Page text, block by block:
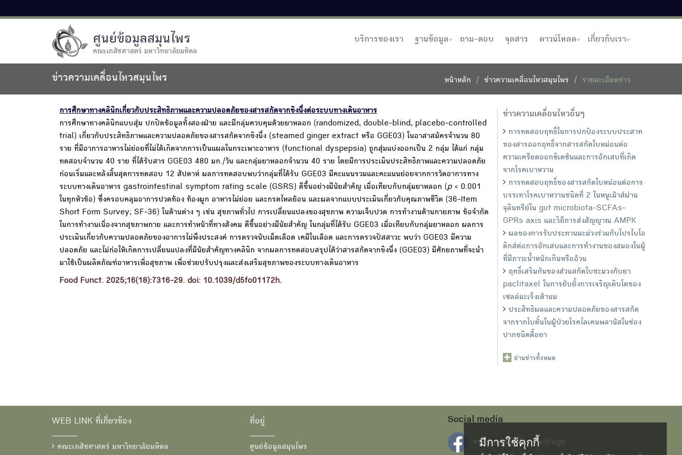
ศูนย์ข้อมูลสมุนไพร
คณะเภสัชศาสตร์ มหาวิทยาลัยมหิดล
บริการของเรา ฐานข้อมูล ถาม-ตอบ จุลสาร ดาวน์โหลด เกี่ยวกับเรา
ข่าวความเคลื่อนไหวสมุนไพร หน้าหลัก ข่าวความเคลื่อนไหวสมุนไพร รายละเอียดข่าว
การศึกษาทางคลินิกเกี่ยวกับประสิทธิภาพและความปลอดภัยของสารสกัดจากขิงนึ่งต่อระบบทางเดินอาหาร
การศึกษาทางคลินิกแบบสุ่ม ปกปิดข้อมูลทั้งสองฝ่าย และมีกลุ่มควบคุมด้วยยาหลอก (randomized, double-blind, placebo-controlled
trial) เกี่ยวกับประสิทธิภาพและความปลอดภัยของสารสกัดจากขิงนึ่ง (steamed ginger extract หรือ GGE03) ในอาสาสมัครจำนวน 80
ราย ที่มีอาการอาหารไม่ย่อยที่ไม่ได้เกิดจากการเป็นแผลในกระเพาะอาหาร (functional dyspepsia) ถูกสุ่มแบ่งออกเป็น 2 กลุ่ม ได้แก่ กลุ่ม
ทดสอบจำนวน 40 ราย ที่ได้รับสาร GGE03 480 มก./วัน และกลุ่มยาหลอกจำนวน 40 ราย โดยมีการประเมินประสิทธิภาพและความปลอดภัย
ก่อนเริ่มและหลังสิ้นสุดการทดสอบ 12 สัปดาห์ ผลการทดสอบพบว่ากลุ่มที่ได้รับ GGE03 มีคะแนนรวมและคะแนนย่อยจากการวัดอาการทาง
ระบบทางเดินอาหาร gastrointestinal symptom rating scale (GSRS) ดีขึ้นอย่างมีนัยสำคัญ เมื่อเทียบกับกลุ่มยาหลอก (p< 0.001
ในทุกหัวข้อ) ซึ่งครอบคลุมอาการปวดท้อง ท้องผูก อาหารไม่ย่อย และกรดไหลย้อน และผลจากแบบประเมินเกี่ยวกับคุณภาพชีวิต (36-Item
Short Form Survey; SF-36) ในด้านต่าง ๆ เช่น สุขภาพทั่วไป การเปลี่ยนแปลงของสุขภาพ ความเจ็บปวด การทำงานด้านกายภาพ ข้อจำกัด
ในการทำงานเนื่องจากสุขภาพกาย และการทำหน้าที่ทางสังคม ดีขึ้นอย่างมีนัยสำคัญ ในกลุ่มที่ได้รับ GGE03 เมื่อเทียบกับกลุ่มยาหลอก ผลการ
ประเมินเกี่ยวกับความปลอดภัยของอาการไม่พึงประสงค์ การตรวจนับเม็ดเลือด เคมีในเลือด และการตรวจปัสสาวะ พบว่า GGE03 มีความ
ปลอดภัย และไม่ก่อให้เกิดการเปลี่ยนแปลงที่มีนัยสำคัญทางคลินิก จากผลการทดสอบสรุปได้ว่าสารสกัดจากขิงนึ่ง (GGE03) มีศักยภาพที่จะนำ
มาใช้เป็นผลิตภัณฑ์อาหารเพื่อสุขภาพ เพื่อช่วยปรับปรุงและส่งเสริมสุขภาพของระบบทางเดินอาหาร
Food Funct. 2025;16(18):7316-29. doi: 10.1039/d5fo01172h.
ข่าวความเคลื่อนไหวอื่นๆ
การทดสอบฤทธิ์ในการปกป้องระบบประสาท
ของสารออกฤทธิ์จากสารสกัดใบหม่อนต่อ
ความเครียดออกซิเดชันและการอักเสบที่เกิด
จากโรคเบาหวาน
การทดสอบฤทธิ์ของสารสกัดใบหม่อนต่อการ
บรรเทาโรคเบาหวานชนิดที่ 2 ในหนูเม้าส์ผ่าน
จุลินทรีย์ใน gut microbiota-SCFAs-
GPRs axis และวิถีการส่งสัญญาณ AMPK
ผลของการรับประทานมะม่วงร่วมกับโปรไบโอ
ติกส์ต่อการอักเสบและการทำงานของสมองในผู้
ที่มีภาวะน้ำหนักเกินหรืออ้วน
ฤทธิ์เสริมกันของส่วนสกัดใบชะมวงกับยา
paclitaxel ในการยับยั้งการเจริญเติบโตของ
เซลล์มะเร็งเต้านม
ประสิทธิผลและความปลอดภัยของสารสกัด
จากรากโบตั๋นในผู้ป่วยโรคไลเคนพลานัสในช่อง
ปากชนิดดื้อยา
อ่านข่าวทั้งหมด
WEB LINK ที่เกี่ยวข้อง
คณะเภสัชศาสตร์ มหาวิทยาลัยมหิดล
ที่อยู่
ศูนย์ข้อมูลสมุนไพร
Social media
ศนย์ข้อมูลสมุนไพร FanPage
มีการใช้คุกกี้